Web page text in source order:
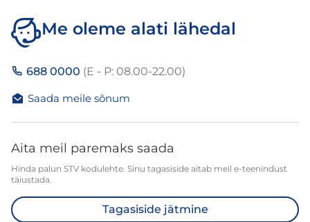
Me oleme alati lähedal
688 0000 (E - P: 08.00-22.00)
Saada meile sõnum
Aita meil paremaks saada
Hinda palun STV kodulehte. Sinu tagasiside aitab meil e-teenindust
täiustada.
Tagasiside jätmine